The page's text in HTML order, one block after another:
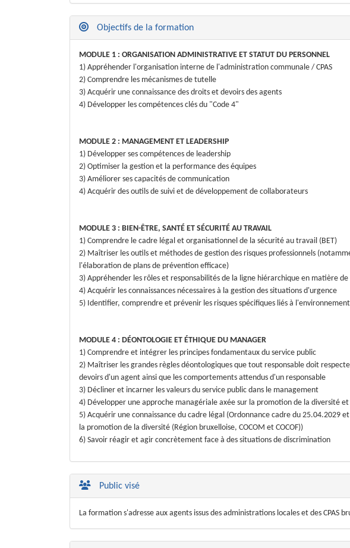
Objectifs de la formation
MODULE 1 : ORGANISATION ADMINISTRATIVE ET STATUT DU PERSONNEL
1) Appréhender l'organisation interne de l'administration communale / CPAS
2) Comprendre les mécanismes de tutelle
3) Acquérir une connaissance des droits et devoirs des agents
4) Développer les compétences clés du "Code 4"
MODULE 2 : MANAGEMENT ET LEADERSHIP
1) Développer ses compétences de leadership
2) Optimiser la gestion et la performance des équipes
3) Améliorer ses capacités de communication
4) Acquérir des outils de suivi et de développement de collaborateurs
MODULE 3 : BIEN-ÊTRE, SANTÉ ET SÉCURITÉ AU TRAVAIL
1) Comprendre le cadre légal et organisationnel de la sécurité au travail (BET)
2) Maîtriser les outils et méthodes de gestion des risques professionnels
l'élaboration de plans de prévention efficace)
3) Appréhender les rôles et responsabilités de la ligne hiérarchique en matière
4) Acquérir les connaissances nécessaires à la gestion des situations d'urgence
5) Identifier, comprendre et prévenir les risques spécifiques liés à
MODULE 4 : DÉONTOLOGIE ET ÉTHIQUE DU MANAGER
1) Comprendre et intégrer les principes fondamentaux du service public
2) Maîtriser les grandes règles déontologiques que tout responsable doit
devoirs d'un agent ainsi que les comportements attendus d'un responsable
3) Décliner et incarner les valeurs du service public dans le management
4) Développer une approche managériale axée sur la promotion de la diversité
5) Acquérir une connaissance du cadre légal (Ordonnance cadre du 25.04.2029
la promotion de la diversité (Région bruxelloise, COCOM et COCOF))
6) Savoir réagir et agir concrètement face à des situations de discrimination
Public visé
La formation s'adresse aux agents issus des administrations locales et des CPAS